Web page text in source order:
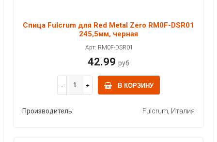
Спица Fulcrum для Red Metal Zero RM0F-DSR01
245,5мм, черная
Арт: RM0F-DSR01
42.99 руб
В КОРЗИНУ
Производитель: Fulcrum, Италия